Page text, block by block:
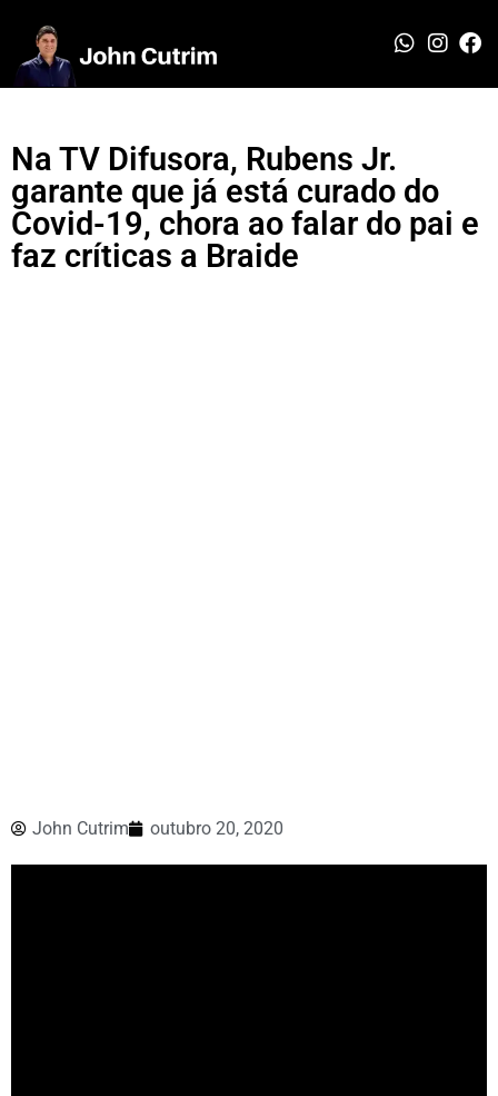
Na TV Difusora, Rubens Jr.
garante que já está curado do
Covid-19, chora ao falar do pai e
faz críticas a Braide
John Cutrim outubro 20, 2020